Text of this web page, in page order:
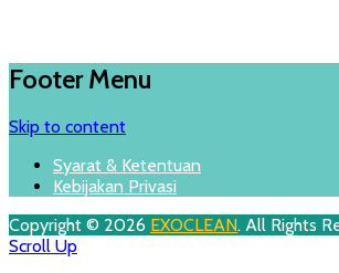
Footer Menu
Skip to content
Syarat & Ketentuan
Kebijakan Privasi
Copyright © 2026 EXOCLEAN. All Rights
Scroll Up